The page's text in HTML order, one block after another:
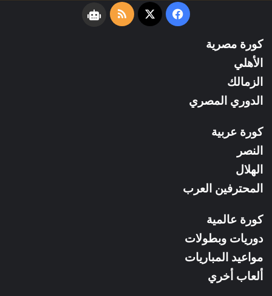
فيسبوك
‫X
ملخصنبض
كورة مصرية
الأهلي
الزمالك
الدوري المصري
كورة عربية
النصر
الهلال
المحترفين العرب
كورة عالمية
دوريات وبطولات
مواعيد المباريات
ألعاب أخري